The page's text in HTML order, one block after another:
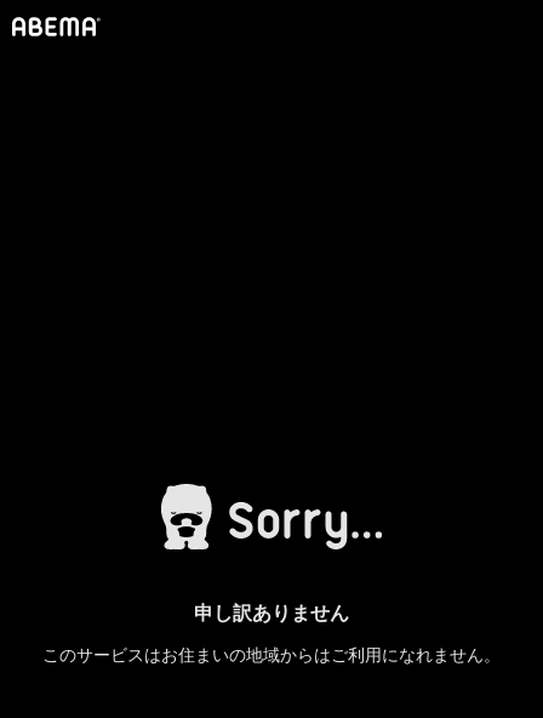
申し訳ありません
このサービスはお住まいの地域からはご利用になれません。